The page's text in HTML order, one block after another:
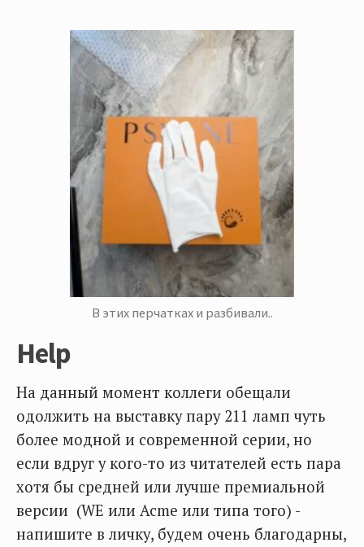
В этих перчатках и разбивали..
Help
На данный момент коллеги обещали
одолжить на выставку пару 211 ламп чуть
более модной и современной серии, но
если вдруг у кого-то из читателей есть пара
хотя бы средней или лучше премиальной
версии (WE или Acme или типа того) -
напишите в личку, будем очень благодарны,